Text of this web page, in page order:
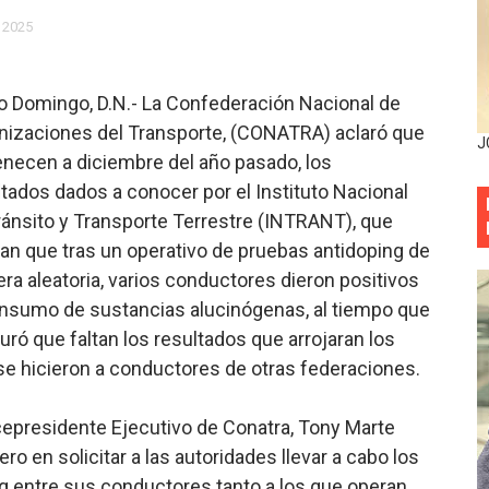
con jornada asistencial de Desarrollo de la
no seguir en la Presidencia de la Suprema Corte
económica y califica de ineficiente la gestión del
Militar Voluntario
Mejía RD tiene la oportunidad histórica de elegir
a balazos en la avenida Abraham Lincoln y fallecer
eléctrico ante constantes apagones en Santo
y bombas lagrimógenas: Tensión en la Fernández
festival cultural para la región Este
festival cultural para la región Este
Domingo, D.N.- La Confederación Nacional de
del Transporte, (CONATRA) aclaró que
a diciembre del año pasado, los
dados a conocer por el Instituto Nacional
y Transporte Terrestre (INTRANT), que
que tras un operativo de pruebas antidoping de
aleatoria, varios conductores dieron positivos
de sustancias alucinógenas, al tiempo que
que faltan los resultados que arrojaran los
hicieron a conductores de otras federaciones.
Ejecutivo de Conatra, Tony Marte
en solicitar a las autoridades llevar a cabo los